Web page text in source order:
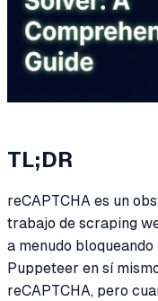
TL;DR
reCAPTCHA es un
trabajo de scraping
a menudo
Puppeteer en sí
reCAPTCHA, pero